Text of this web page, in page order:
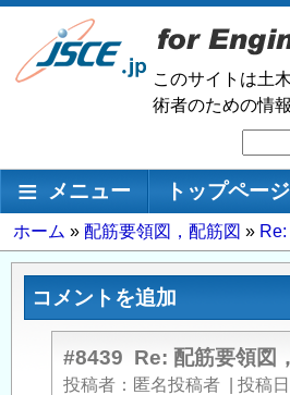
メ
ン
移
このサイトは土
術者のための情
索
メインナビゲーション
メニュー トップページ
パ
ン
ず
ホーム 配筋要領図，配筋図
コメントを追加
#8439 Re: 配筋要領図
投稿者 匿名投稿者 投稿